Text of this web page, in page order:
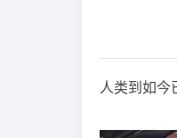
人类到如今